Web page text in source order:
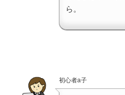
ら。
初心者a子